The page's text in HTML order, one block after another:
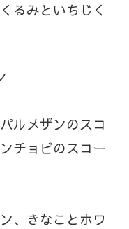
るみといちじく
ルメザンのスコ
チョビのスコー
、きなことホワ